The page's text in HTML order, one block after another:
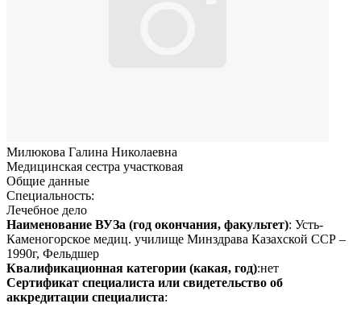
Милюкова Галина Николаевна
Медицинская сестра участковая
Общие данные
Специальность:
Лечебное дело
Наименование ВУЗа (год окончания, факультет): Усть-
Каменогорское медиц. училище Минздрава Казахской ССР –
1990г, Фельдшер
Квалификационная категории (какая, год):нет
Сертификат специалиста или свидетельство об
аккредитации специалиста: